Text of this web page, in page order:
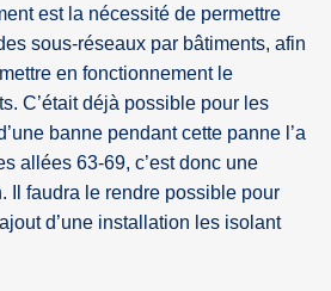
est la nécessité de permettre
sous-réseaux par bâtiments, afin
en fonctionnement le
C’était déjà possible pour les
banne pendant cette panne l’a
allées 63-69, c’est donc une
Il faudra le rendre possible pour
d’une installation les isolant